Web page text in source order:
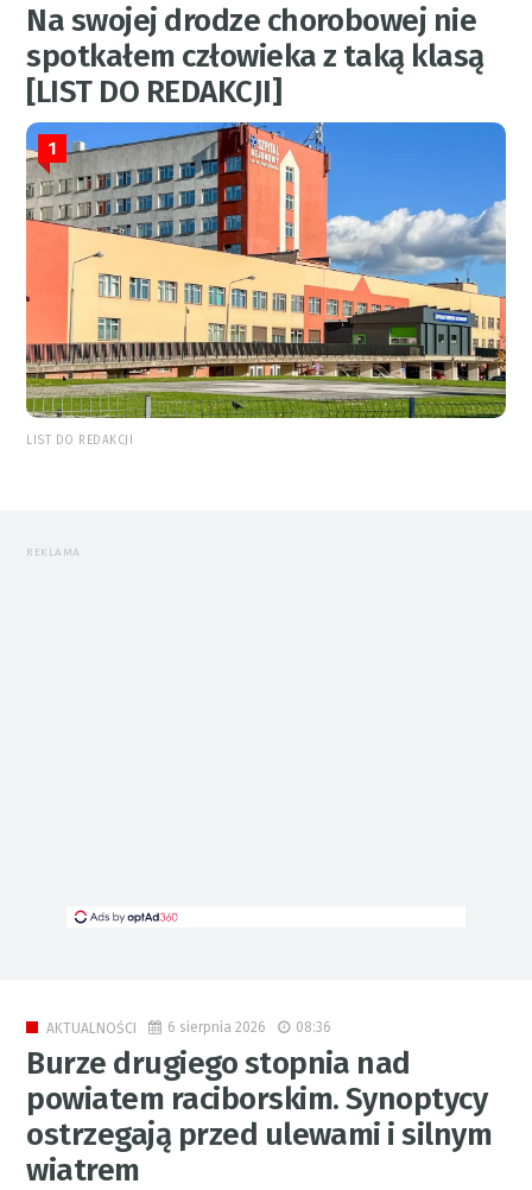
Na swojej drodze chorobowej nie
spotkałem człowieka z taką klasą
[LIST DO REDAKCJI]
1
LIST DO REDAKCJI
REKLAMA
AKTUALNOŚCI 6 sierpnia 2026 08:36
Burze drugiego stopnia nad
powiatem raciborskim. Synoptycy
ostrzegają przed ulewami i silnym
wiatrem